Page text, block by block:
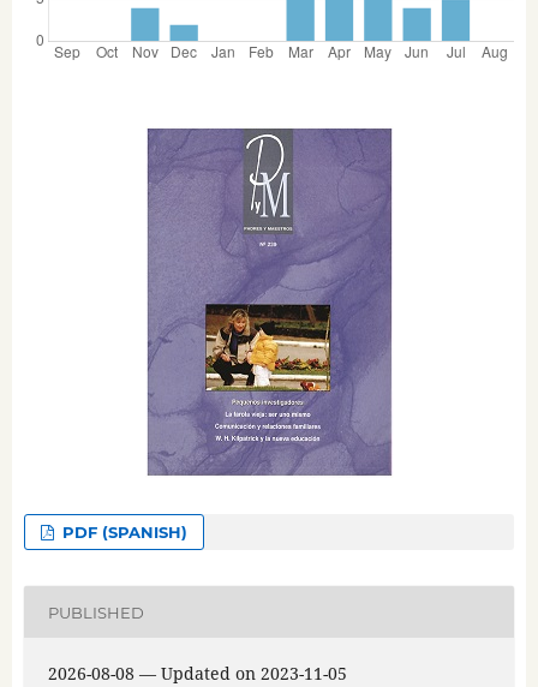
PDF (SPANISH)
PUBLISHED
2026-08-08 — Updated on 2023-11-05